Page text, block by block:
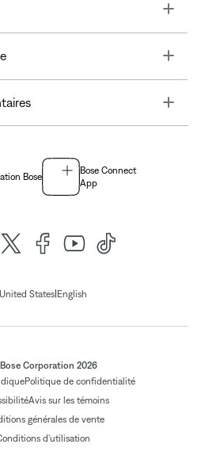
Toggle
Toggle
Toggle
Bose
Bose Connect
App
United States| English
Corporation 2026
Politique de confidentialité
Avis sur les témoins
générales de vente
d'utilisation